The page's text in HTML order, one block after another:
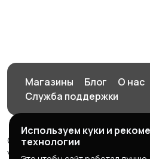
Магазины Блог
О нас
Служба поддержки
© 2026 Орен-АЙ - Авто |
Услуги
Используем куки и
технологии